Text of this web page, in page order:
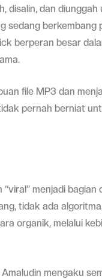
disalin, dan diunggah
sedang berkembang
berperan besar
file MP3 dan
pernah berniat
menjadi
tidak ada
organik, melalui
mengaku